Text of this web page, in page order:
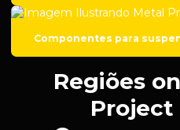
Empresa de usinagem cnc
Empresa de usinagem de metal
Fabricação de componentes
Fabricação de engrenagens
Componentes para
Regiões